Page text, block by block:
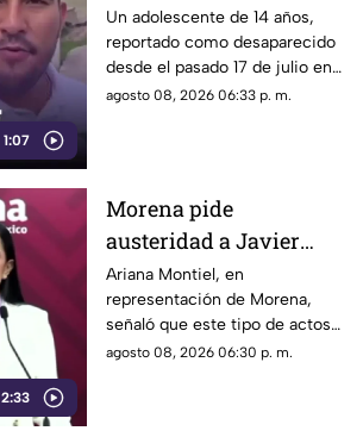
1:07
Tlaquepaque es
trasladado a Jalisco
tras ser localizado en
Michoacán
Un adolescente de 14 años,
reportado como desaparecido
desde el pasado 17 de julio en
Tlaquepaque, fue localizado
agosto 08, 2026 06:33 p. m.
2:33
Morena pide
austeridad a Javier
May, pero el ejemplo
parece faltar en casa
Ariana Montiel, en
representación de Morena,
señaló que este tipo de actos y
el gasto de recursos
agosto 08, 2026 06:30 p. m.